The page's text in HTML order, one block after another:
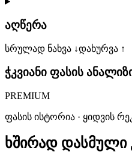
აღწერა
სრულად ნახვა ↓დახურვა ↑
ჭკვიანი ფასის
PREMIUM
ფასის ისტორია · ყიდვის
ხშირად დასმული